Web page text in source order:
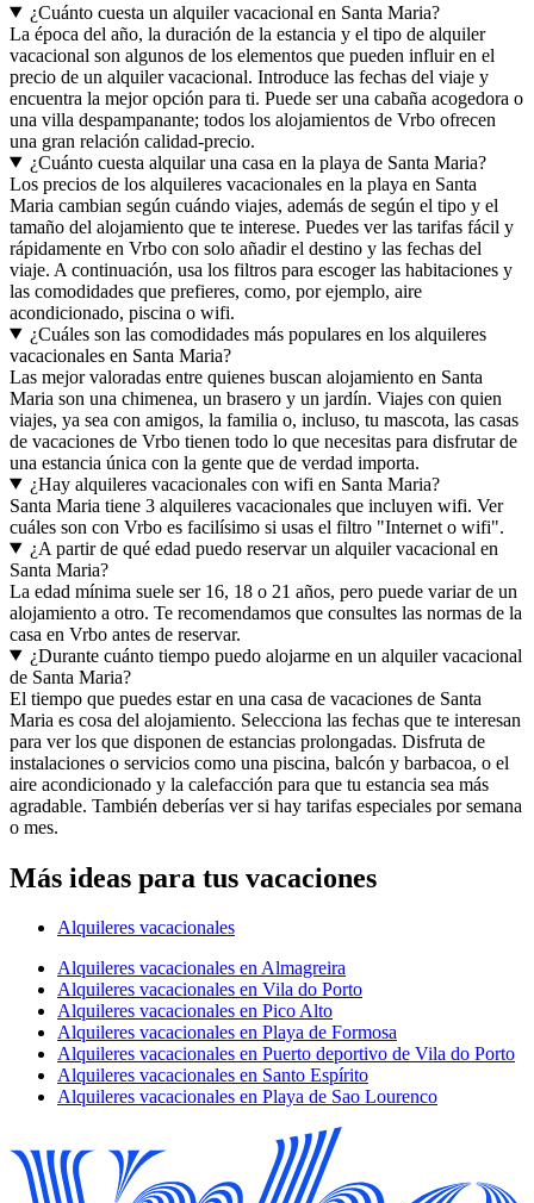
¿Cuánto cuesta un alquiler vacacional en Santa Maria?
La época del año, la duración de la estancia y el tipo de alquiler
vacacional son algunos de los elementos que pueden influir en el
precio de un alquiler vacacional. Introduce las fechas del viaje y
encuentra la mejor opción para ti. Puede ser una cabaña acogedora o
una villa despampanante; todos los alojamientos de Vrbo ofrecen
una gran relación calidad-precio.
¿Cuánto cuesta alquilar una casa en la playa de Santa Maria?
Los precios de los alquileres vacacionales en la playa en Santa
Maria cambian según cuándo viajes, además de según el tipo y el
tamaño del alojamiento que te interese. Puedes ver las tarifas fácil y
rápidamente en Vrbo con solo añadir el destino y las fechas del
viaje. A continuación, usa los filtros para escoger las habitaciones y
las comodidades que prefieres, como, por ejemplo, aire
acondicionado, piscina o wifi.
¿Cuáles son las comodidades más populares en los alquileres
vacacionales en Santa Maria?
Las mejor valoradas entre quienes buscan alojamiento en Santa
Maria son una chimenea, un brasero y un jardín. Viajes con quien
viajes, ya sea con amigos, la familia o, incluso, tu mascota, las casas
de vacaciones de Vrbo tienen todo lo que necesitas para disfrutar de
una estancia única con la gente que de verdad importa.
¿Hay alquileres vacacionales con wifi en Santa Maria?
Santa Maria tiene 3 alquileres vacacionales que incluyen wifi. Ver
cuáles son con Vrbo es facilísimo si usas el filtro "Internet o wifi".
¿A partir de qué edad puedo reservar un alquiler vacacional en
Santa Maria?
La edad mínima suele ser 16, 18 o 21 años, pero puede variar de un
alojamiento a otro. Te recomendamos que consultes las normas de la
casa en Vrbo antes de reservar.
¿Durante cuánto tiempo puedo alojarme en un alquiler vacacional
de Santa Maria?
El tiempo que puedes estar en una casa de vacaciones de Santa
Maria es cosa del alojamiento. Selecciona las fechas que te interesan
para ver los que disponen de estancias prolongadas. Disfruta de
instalaciones o servicios como una piscina, balcón y barbacoa, o el
aire acondicionado y la calefacción para que tu estancia sea más
agradable. También deberías ver si hay tarifas especiales por semana
o mes.
Más ideas para tus vacaciones
Alquileres vacacionales
Alquileres vacacionales en Almagreira
Alquileres vacacionales en Vila do Porto
Alquileres vacacionales en Pico Alto
Alquileres vacacionales en Playa de Formosa
Alquileres vacacionales en Puerto deportivo de Vila do Porto
Alquileres vacacionales en Santo Espírito
Alquileres vacacionales en Playa de Sao Lourenco